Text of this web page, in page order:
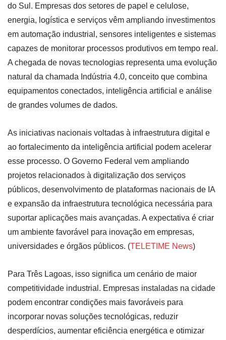
do Sul. Empresas dos setores de papel e celulose,
energia, logística e serviços vêm ampliando investimentos
em automação industrial, sensores inteligentes e sistemas
capazes de monitorar processos produtivos em tempo real.
A chegada de novas tecnologias representa uma evolução
natural da chamada Indústria 4.0, conceito que combina
equipamentos conectados, inteligência artificial e análise
de grandes volumes de dados.
As iniciativas nacionais voltadas à infraestrutura digital e
ao fortalecimento da inteligência artificial podem acelerar
esse processo. O Governo Federal vem ampliando
projetos relacionados à digitalização dos serviços
públicos, desenvolvimento de plataformas nacionais de IA
e expansão da infraestrutura tecnológica necessária para
suportar aplicações mais avançadas. A expectativa é criar
um ambiente favorável para inovação em empresas,
universidades e órgãos públicos. (TELETIME News)
Para Três Lagoas, isso significa um cenário de maior
competitividade industrial. Empresas instaladas na cidade
podem encontrar condições mais favoráveis para
incorporar novas soluções tecnológicas, reduzir
desperdícios, aumentar eficiência energética e otimizar